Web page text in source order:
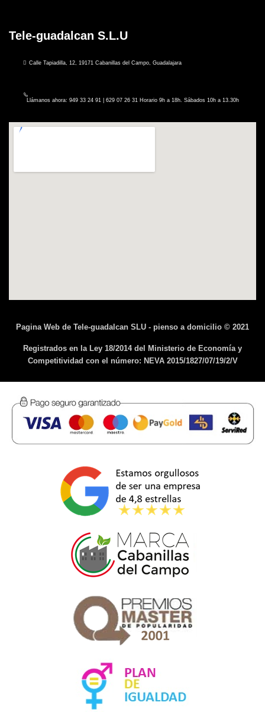
Tele-guadalcan S.L.U
Calle Tapiadilla, 12, 19171 Cabanillas del Campo, Guadalajara
Llámanos ahora: 949 33 24 91 | 629 07 26 31 Horario 9h a 18h. Sábados 10h a 13.30h
Pagina Web de Tele-guadalcan SLU - pienso a domicilio © 2021
Registrados en la Ley 18/2014 del Ministerio de Economía y
Competitividad con el número: NEVA 2015/1827/07/19/2/V